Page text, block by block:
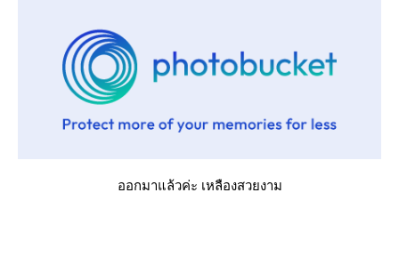
ออกมาแล้วค่ะ เหลืองสวยงาม